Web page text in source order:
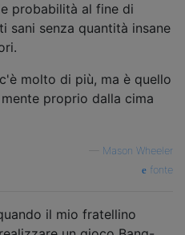
probabilità al fine di
sani senza quantità insane
molto di più, ma è quello
proprio dalla cima
Mason Wheeler
fonte
il mio fratellino